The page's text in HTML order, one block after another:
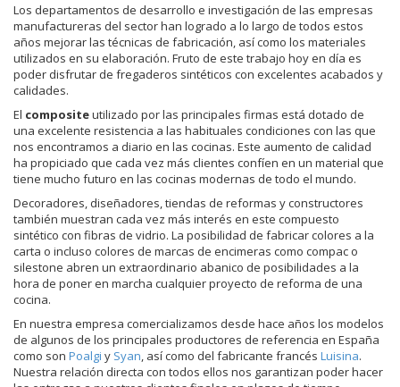
Los departamentos de desarrollo e investigación de las empresas
manufactureras del sector han logrado a lo largo de todos estos
años mejorar las técnicas de fabricación, así como los materiales
utilizados en su elaboración. Fruto de este trabajo hoy en día es
poder disfrutar de fregaderos sintéticos con excelentes acabados y
calidades.
El compositeutilizado por las principales firmas está dotado de
una excelente resistencia a las habituales condiciones con las que
nos encontramos a diario en las cocinas. Este aumento de calidad
ha propiciado que cada vez más clientes confíen en un material que
tiene mucho futuro en las cocinas modernas de todo el mundo.
Decoradores, diseñadores, tiendas de reformas y constructores
también muestran cada vez más interés en este compuesto
sintético con fibras de vidrio. La posibilidad de fabricar colores a la
carta o incluso colores de marcas de encimeras como compac o
silestone abren un extraordinario abanico de posibilidades a la
hora de poner en marcha cualquier proyecto de reforma de una
cocina.
En nuestra empresa comercializamos desde hace años los modelos
de algunos de los principales productores de referencia en España
como son Poalgi y Syan , así como del fabricante francés Luisina.
Nuestra relación directa con todos ellos nos garantizan poder hacer